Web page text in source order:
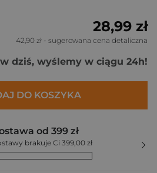
28,99 zł
42,90 zł - sugerowana cena detaliczna
dziś, wyślemy w ciągu 24h!
DO KOSZYKA
od 399 zł
brakuje Ci 399,00 zł